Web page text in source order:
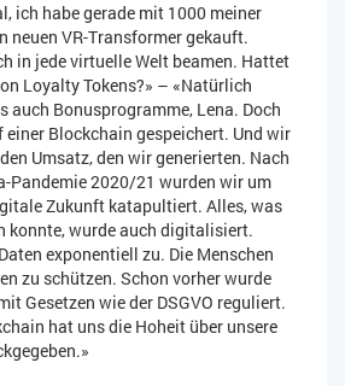
ich habe gerade mit 1000 meiner
neuen VR-Transformer gekauft.
in jede virtuelle Welt beamen. Hattet
Loyalty Tokens?» – «Natürlich
auch Bonusprogramme, Lena. Doch
Blockchain gespeichert. Und wir
Umsatz, den wir generierten. Nach
Pandemie 2020/21 wurden wir um
Zukunft katapultiert. Alles, was
konnte, wurde auch digitalisiert.
exponentiell zu. Die Menschen
zu schützen. Schon vorher wurde
Gesetzen wie der DSGVO reguliert.
hat uns die Hoheit über unsere